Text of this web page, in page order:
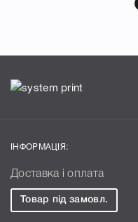
ІНФОРМАЦІЯ:
Доставка і оплата
Товар під замовл.